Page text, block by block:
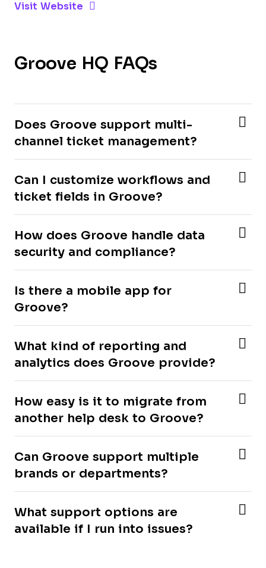
Visit Website Opens New Window
Groove HQ FAQs
Does Groove support multi-
channel ticket management?
Can I customize workflows and
ticket fields in Groove?
How does Groove handle data
security and compliance?
Is there a mobile app for
Groove?
What kind of reporting and
analytics does Groove provide?
How easy is it to migrate from
another help desk to Groove?
Can Groove support multiple
brands or departments?
What support options are
available if I run into issues?